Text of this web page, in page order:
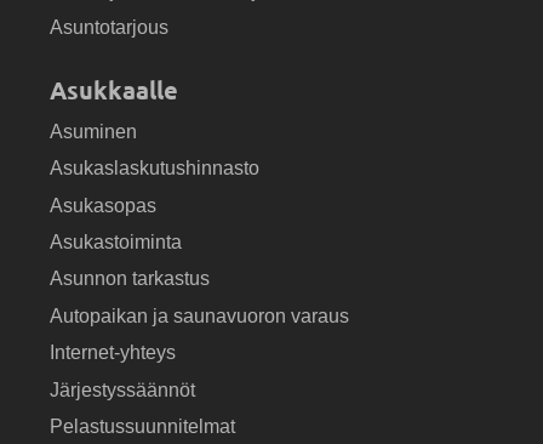
Asuntotarjous
Asukkaalle
Asuminen
Asukaslaskutushinnasto
Asukasopas
Asukastoiminta
Asunnon tarkastus
Autopaikan ja saunavuoron varaus
Internet-yhteys
Järjestyssäännöt
Pelastussuunnitelmat